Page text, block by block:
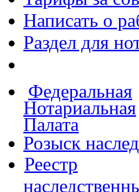
Написать о
Раздел для
Федеральная
Нотариальная
Палата
Розыск
Реестр